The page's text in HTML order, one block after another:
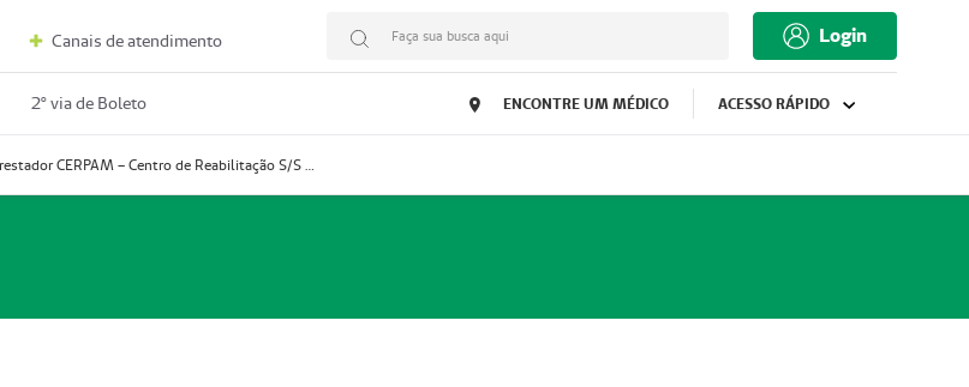
Canais de atendimento Faça sua busca aqui Login
2º via de Boleto ENCONTRE UM MÉDICO ACESSO RÁPIDO
Prestador CERPAM – Centro de Reabilitação S/S Ltda-ME (52004274-8)